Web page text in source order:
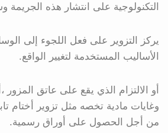
التكنولوجية على انتشار هذه الجريمة
يركز التزوير على فعل اللجوء إلى
الأساليب المستخدمة لتغيير الواقع.
أو الالتزام الذي يقع على عاتق
وغايات مادية تخصه مثل تزوير أختام
من أجل الحصول على أوراق رسمية.